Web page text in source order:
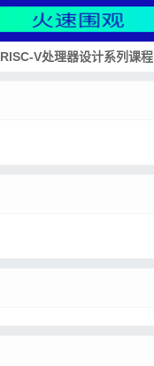
RISC-V处理器设计系列课程